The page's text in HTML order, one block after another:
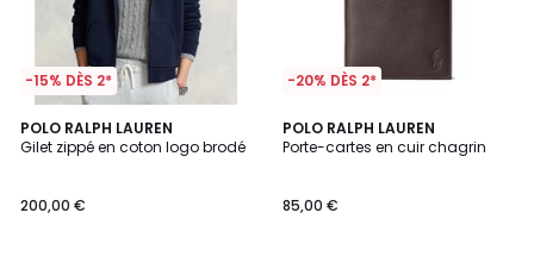
-15% DÈS 2*
POLO RALPH LAUREN
Gilet zippé en coton logo brodé
200,00 €
4,5
/ 5
3
Couleurs
-20% DÈS 2*
POLO RALPH LAUREN
Porte-cartes en cuir chagrin
85,00 €
4,4
/ 5
2
Couleurs